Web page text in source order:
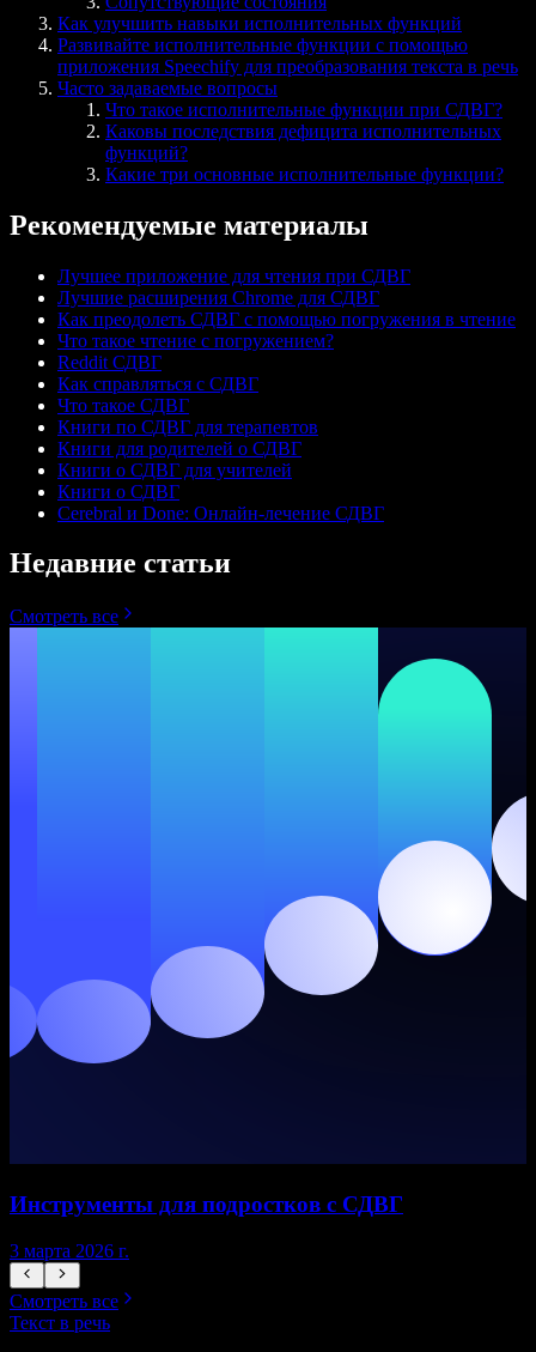
Как улучшить навыки исполнительных функций
Развивайте исполнительные функции с помощью
приложения Speechify для преобразования текста в речь
Часто задаваемые вопросы
Что такое исполнительные функции при СДВГ?
Каковы последствия дефицита исполнительных
функций?
Какие три основные исполнительные функции?
Рекомендуемые материалы
Лучшее приложение для чтения при СДВГ
Лучшие расширения Chrome для СДВГ
Как преодолеть СДВГ с помощью погружения в чтение
Что такое чтение с погружением?
Reddit СДВГ
Как справляться с СДВГ
Что такое СДВГ
Книги по СДВГ для терапевтов
Книги для родителей о СДВГ
Книги о СДВГ для учителей
Книги о СДВГ
Cerebral и Done: Онлайн-лечение СДВГ
Недавние статьи
Смотреть все
Инструменты для подростков с СДВГ
3 марта 2026 г.
Смотреть все
Текст в речь